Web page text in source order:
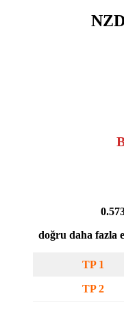
doğru daha fazla
TP 1
TP 2